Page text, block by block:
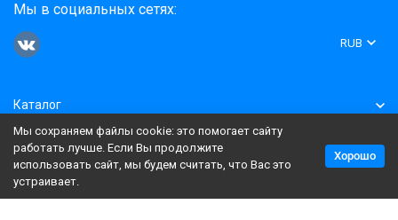
Мы в социальных сетях:
RUB
Каталог
Информация
Политика персональных данных Карта сайта
Мы сохраняем файлы cookie: это помогает сайту
работать лучше. Если Вы продолжите
использовать сайт, мы будем считать, что Вас это
устраивает.
Хорошо